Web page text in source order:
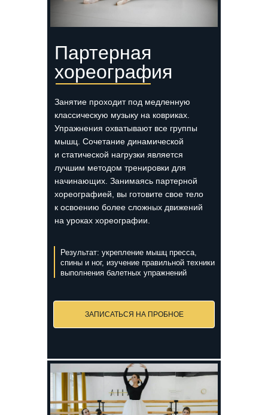
Партерная
хореография
Занятие проходит под медленную
классическую музыку на ковриках.
Упражнения охватывают все группы
мышц. Сочетание динамической
и статической нагрузки является
лучшим методом тренировки для
начинающих. Занимаясь партерной
хореографией, вы готовите свое тело
к освоению более сложных движений
на уроках хореографии.
Результат: укрепление мышц пресса,
спины и ног, изучение правильной техники
выполнения балетных упражнений
ЗАПИСАТЬСЯ НА ПРОБНОЕ